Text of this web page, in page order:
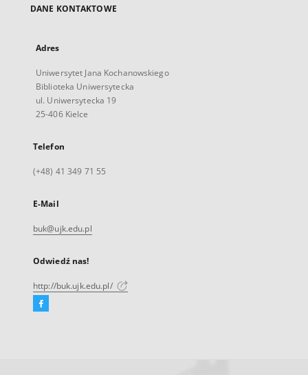
DANE KONTAKTOWE
Adres
Uniwersytet Jana Kochanowskiego
Biblioteka Uniwersytecka
ul. Uniwersytecka 19
25-406 Kielce
Telefon
(+48) 41 349 71 55
E-Mail
buk@ujk.edu.pl
Odwiedź nas!
http://buk.ujk.edu.pl/
Facebook